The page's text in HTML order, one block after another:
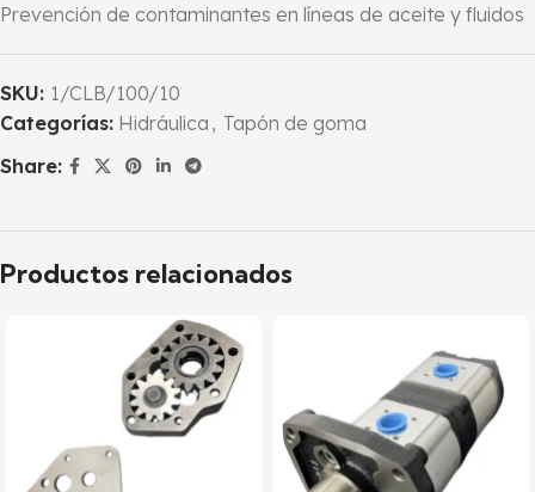
Prevención de contaminantes en líneas de aceite y fluidos
SKU: 1/CLB/100/10
Categorías: Hidráulica , Tapón de goma
Share:
Productos relacionados